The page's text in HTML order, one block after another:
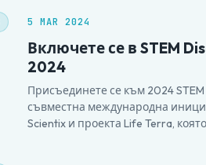
5 MAR 2024
Включете се в STEM
2024
Присъединете се към 2024
съвместна международна
Scientix и проекта Life Terra,